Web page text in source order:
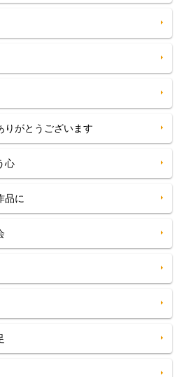
りがとうございます
心
品に